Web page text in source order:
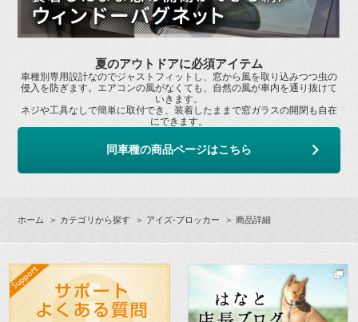
夏のアウトドアに必須アイテム
車種別専用設計なのでジャストフィットし、窓から風を取り込みつつ虫の
侵入を防ぎます。エアコンの風がなくても、自然の風が車内を通り抜けて
いきます。
ネジや工具なしで簡単に取付でき、装着したままで窓ガラスの開閉も自在
にできます。
同車種の商品ページはこちら
ホーム ＞ カテゴリから探す ＞ アイズ-ブロッカー ＞ 商品詳細